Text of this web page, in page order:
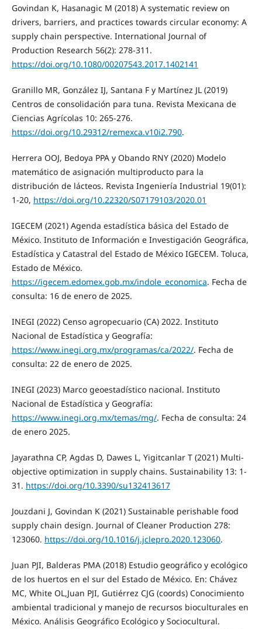
Govindan K, Hasanagic M (2018) A systematic review on
drivers, barriers, and practices towards circular economy: A
supply chain perspective. International Journal of
Production Research 56(2): 278-311.
https://doi.org/10.1080/00207543.2017.1402141
Granillo MR, González IJ, Santana F y Martínez JL (2019)
Centros de consolidación para tuna. Revista Mexicana de
Ciencias Agrícolas 10: 265-276.
https://doi.org/10.29312/remexca.v10i2.790.
Herrera OOJ, Bedoya PPA y Obando RNY (2020) Modelo
matemático de asignación multiproducto para la
distribución de lácteos. Revista Ingeniería Industrial 19(01):
1-20, https://doi.org/10.22320/S07179103/2020.01
IGECEM (2021) Agenda estadística básica del Estado de
México. Instituto de Información e Investigación Geográfica,
Estadística y Catastral del Estado de México IGECEM. Toluca,
Estado de México.
https://igecem.edomex.gob.mx/indole_economica. Fecha de
consulta: 16 de enero de 2025.
INEGI (2022) Censo agropecuario (CA) 2022. Instituto
Nacional de Estadística y Geografía:
https://www.inegi.org.mx/programas/ca/2022/. Fecha de
consulta: 22 de enero de 2025.
INEGI (2023) Marco geoestadístico nacional. Instituto
Nacional de Estadística y Geografía:
https://www.inegi.org.mx/temas/mg/. Fecha de consulta: 24
de enero 2025.
Jayarathna CP, Agdas D, Dawes L, Yigitcanlar T (2021) Multi-
objective optimization in supply chains. Sustainability 13: 1-
31. https://doi.org/10.3390/su132413617
Jouzdani J, Govindan K (2021) Sustainable perishable food
supply chain design. Journal of Cleaner Production 278:
123060. https://doi.org/10.1016/j.jclepro.2020.123060.
Juan PJI, Balderas PMA (2018) Estudio geográfico y ecológico
de los huertos en el sur del Estado de México. En: Chávez
MC, White OL,Juan PJI, Gutiérrez CJG (coords) Conocimiento
ambiental tradicional y manejo de recursos bioculturales en
México. Análisis Geográfico Ecológico y Sociocultural.